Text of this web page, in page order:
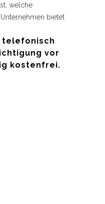
welche
bietet
telefonisch
vor
kostenfrei.